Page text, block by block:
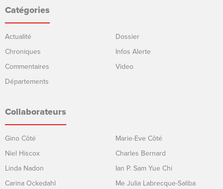
Catégories
Actualité
Chroniques
Commentaires
Départements
Dossier
Infos Alerte
Video
Collaborateurs
Gino Côté
Niel Hiscox
Linda Nadon
Carina Ockedahl
Marie-Eve Côté
Charles Bernard
Ian P. Sam Yue Chi
Me Julia Labrecque-Saliba